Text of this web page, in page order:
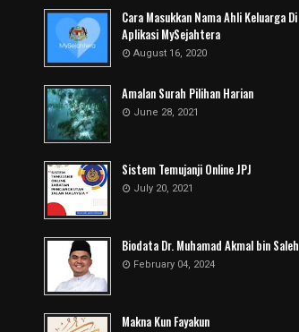
Cara Masukkan Nama Ahli Keluarga Di
Aplikasi MySejahtera
August 16, 2020
Amalan Surah Pilihan Harian
June 28, 2021
Sistem Temujanji Online JPJ
July 20, 2021
Biodata Dr. Muhamad Akmal bin Saleh
February 04, 2024
Makna Kun Fayakun